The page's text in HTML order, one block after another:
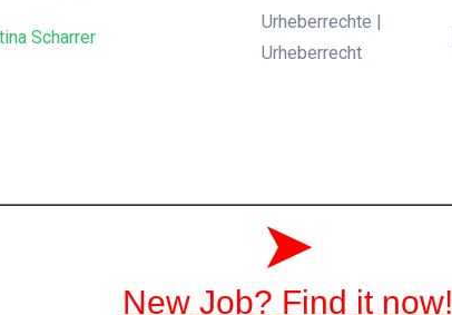
Scharrer
Urheberrechte |
Urheberrecht